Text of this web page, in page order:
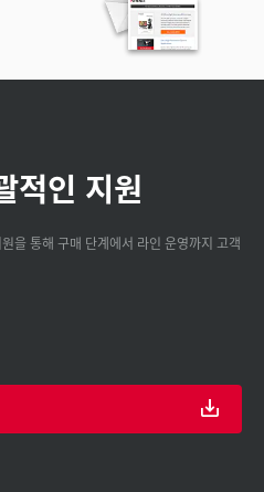
적인 지원
을 통해 구매 단계에서 라인 운영까지 고객